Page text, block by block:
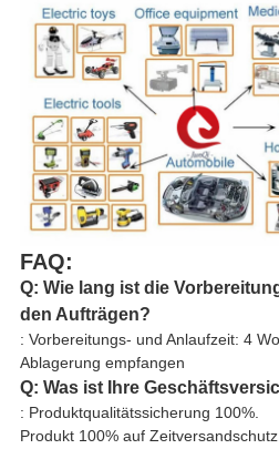
FAQ:
Q: Wie lang ist die
den Aufträgen?
: Vorbereitungs- und Anlaufzeit: 4
Ablagerung empfangen
Q: Was ist Ihre
: Produktqualitätssicherung 100%.
Produkt 100% auf